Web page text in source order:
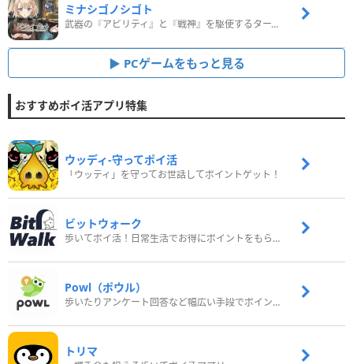
ミナシゴノシゴト
武器の『アビリティ』と『戦神』を駆使するターン制コマンドバトルRPG！
PCゲームをもっと見る
おすすめポイ活アプリ特集
ウッディ‐守ってポイ活
「ウッディ」を守ってお世話してポイントゲット！
ビットウォーク
歩いてポイ活！日常生活でお得にポイントをもらおう
Powl（ポウル）
歩いたりアンケート回答など幅広い手段でポイントをゲット
トリマ